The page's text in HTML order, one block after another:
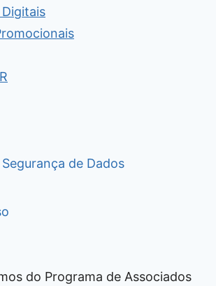
de Dados
do Programa de Associados